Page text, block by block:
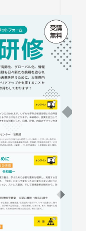
ついて
覧
X Facebook